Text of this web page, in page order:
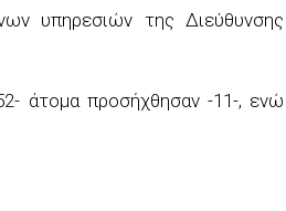
υπηρεσιών της Διεύθυνσης
άτομα προσήχθησαν -11-, ενώ